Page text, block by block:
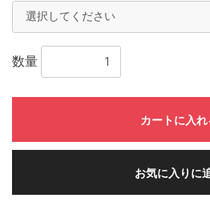
数量
カートに入れ
お買い物を続ける
お気に入りに